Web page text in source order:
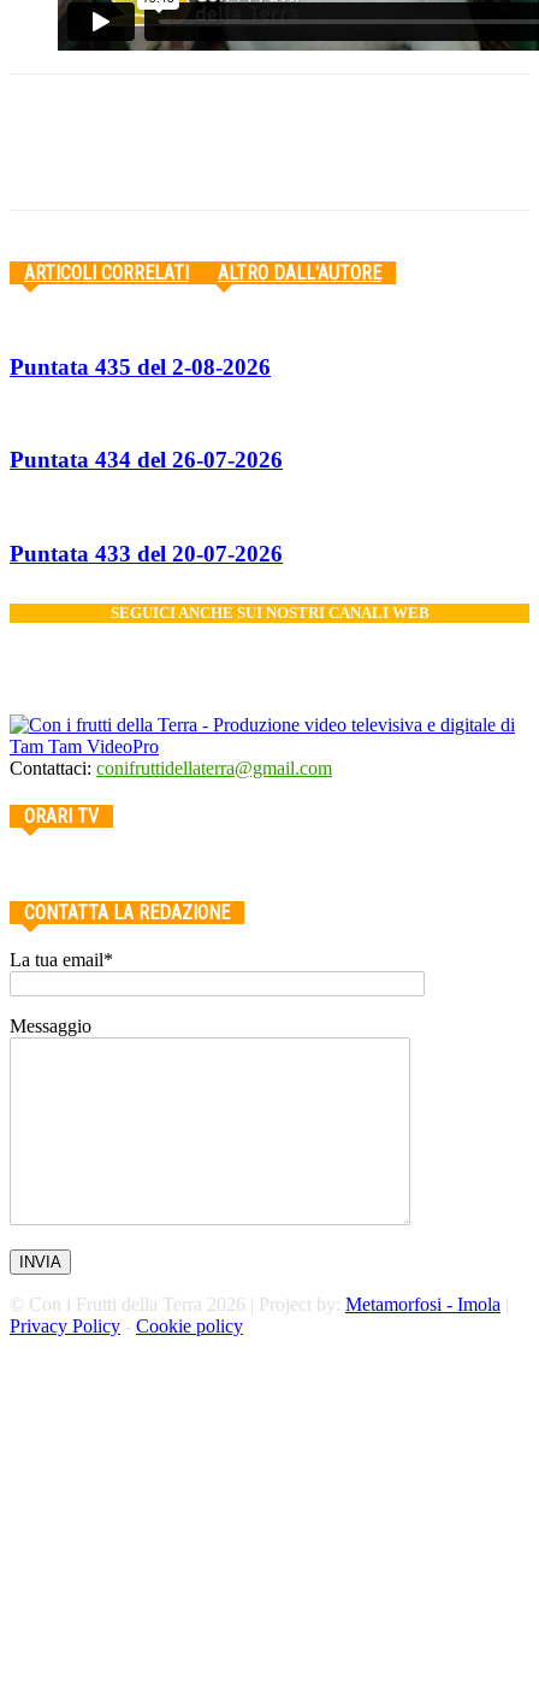
ARTICOLI CORRELATI ALTRO DALL'AUTORE
Puntata 435 del 2-08-2026
Puntata 434 del 26-07-2026
Puntata 433 del 20-07-2026
SEGUICI ANCHE SUI NOSTRI CANALI WEB
Contattaci: conifruttidellaterra@gmail.com
ORARI TV
CONTATTA LA REDAZIONE
La tua email*
Messaggio
© Con i Frutti della Terra 2026 | Project by: Metamorfosi - Imola |
Privacy Policy - Cookie policy